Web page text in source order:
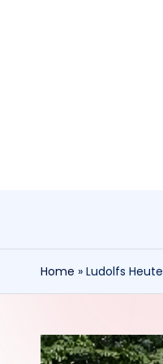
Home » Ludolfs Heute